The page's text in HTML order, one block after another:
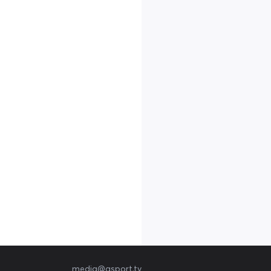
media@qsport.tv